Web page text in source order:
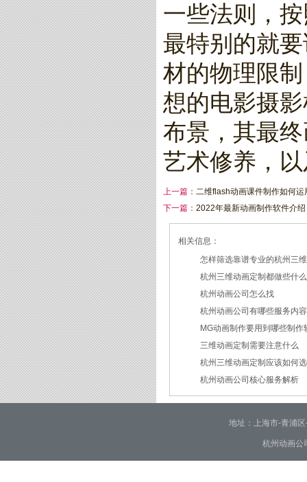
一些法则，
最特别的就
材的物理限
想的电影摄
布景，其最
艺术修养，
上一篇： 二维flash动画课件制作如何运
下一篇： 2022年最新动画制作软件介绍
相关信息：
怎样筛选靠谱专业的杭州三
2026/07/21
杭州三维动画定制都做些什
2026/03/19
杭州动画公司怎么找
2026/03/12
杭州动画公司有哪些服务内容
2026/03/09
MG动画制作要用到哪些制作
2026/02/24
三维动画定制需要注意什么
2026/02/09
杭州三维动画定制应该如何
2026/01/30
杭州动画公司核心服务解析
2026/01/28
地址：上海市-青浦
杭州动画公